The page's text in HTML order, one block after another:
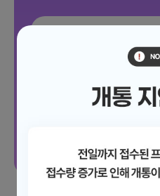
조이 음성자유 7GB
문자 100건
월 3,300원/ 평생할인